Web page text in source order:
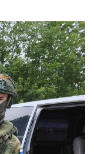
спортивно-
в составе
делаем